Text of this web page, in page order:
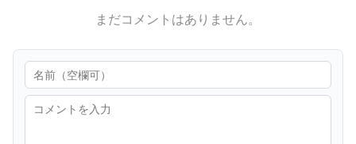
まだコメントはありません。